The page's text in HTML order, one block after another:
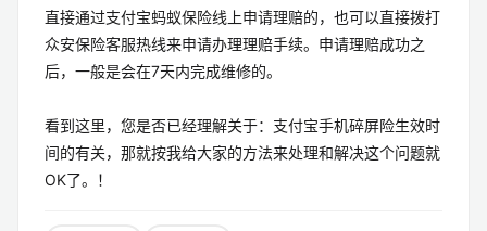
直接通过支付宝蚂蚁保险线上申请理赔的，也可以直接拨打
众安保险客服热线来申请办理理赔手续。申请理赔成功之
后，一般是会在7天内完成维修的。
看到这里，您是否已经理解关于：支付宝手机碎屏险生效时
间的有关，那就按我给大家的方法来处理和解决这个问题就
OK了。！